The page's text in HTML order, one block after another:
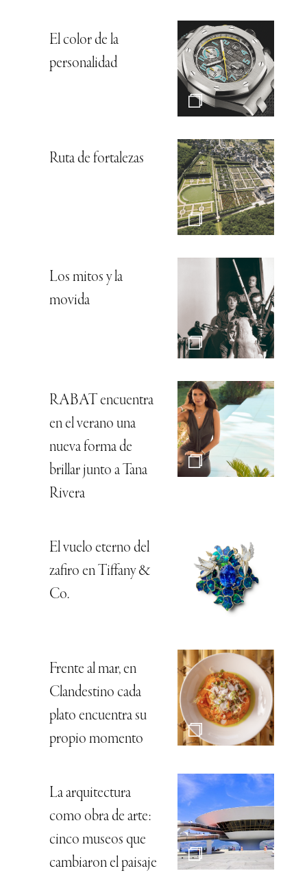
El color de la
personalidad
Ruta de fortalezas
Los mitos y la
movida
RABAT encuentra
en el verano una
nueva forma de
brillar junto a Tana
Rivera
El vuelo eterno del
zafiro en Tiffany &
Co.
Frente al mar, en
Clandestino cada
plato encuentra su
propio momento
La arquitectura
como obra de arte:
cinco museos que
cambiaron el paisaje